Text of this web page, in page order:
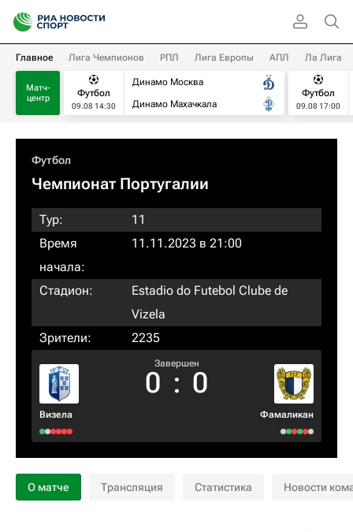
Главное Лига Чемпионов РПЛ Лига Европы АПЛ Ла Лига
Матч-
центр
Футбол
09.08 14:30
Динамо Москва
Динамо Махачкала
Футбол
09.08 17:00
Футбол
Чемпионат Португалии
Тур:
11
Время
начала:
11.11.2023 в 21:00
Стадион:
Estadio do Futebol Clube de
Vizela
Зрители:
2235
Визела
Завершен
0 : 0
Фамаликан
О матче Трансляция Статистика Новости